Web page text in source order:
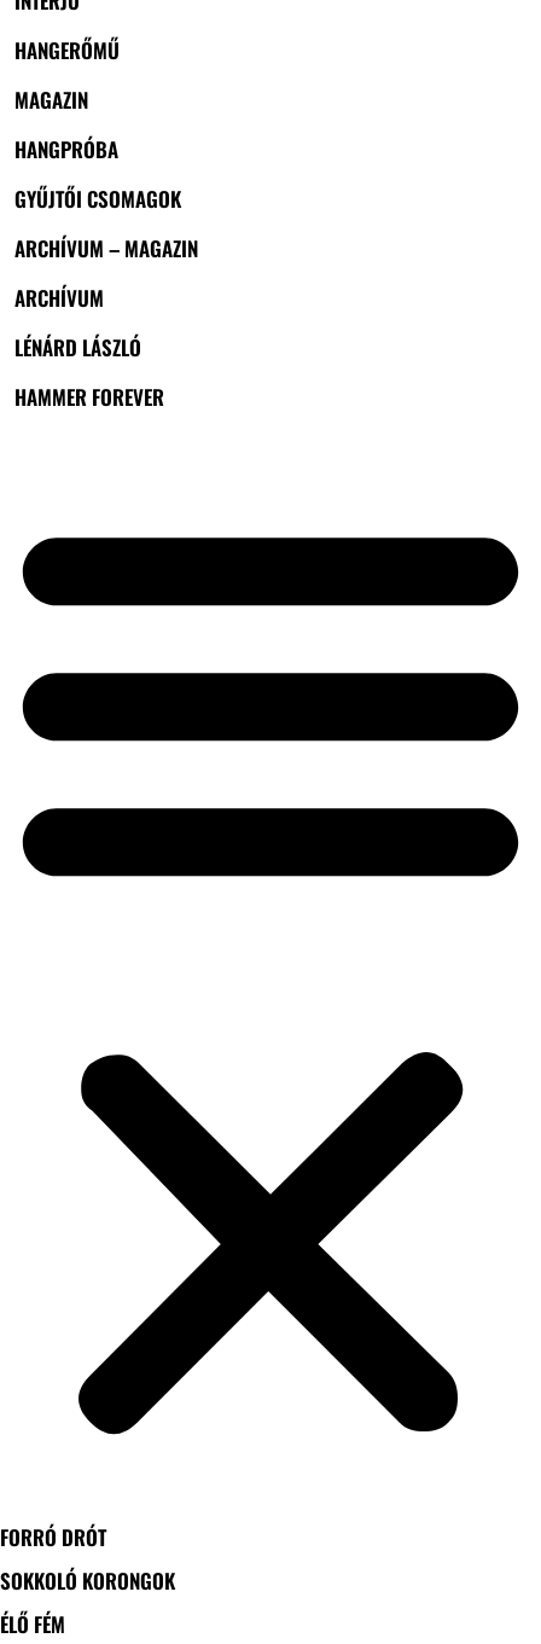
HANGERŐMŰ
MAGAZIN
HANGPRÓBA
GYŰJTŐI CSOMAGOK
ARCHÍVUM – MAGAZIN
ARCHÍVUM
LÉNÁRD LÁSZLÓ
HAMMER FOREVER
FORRÓ DRÓT
SOKKOLÓ KORONGOK
ÉLŐ FÉM